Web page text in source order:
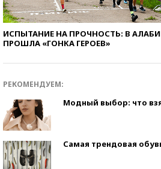
ИСПЫТАНИЕ НА ПРОЧНОСТЬ: В
ПРОШЛА «ГОНКА ГЕРОЕВ»
РЕКОМЕНДУЕМ:
Модный выбор: что
Самая трендовая